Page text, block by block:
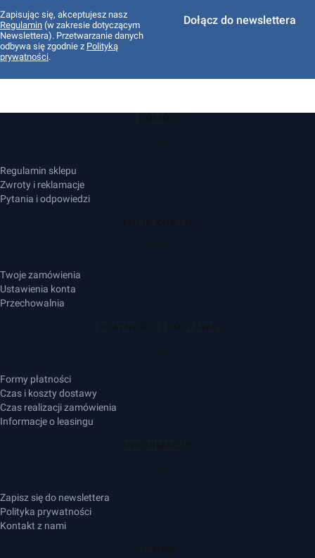
Zapisując się, akceptujesz nasz
Regulamin (w zakresie dotyczącym
Newslettera). Przetwarzanie danych
odbywa się zgodnie z Polityką
prywatności.
Dołącz do newslettera
Regulamin sklepu
Zwroty i reklamacje
Pytania i odpowiedzi
Twoje zamówienia
Ustawienia konta
Przechowalnia
Formy płatności
Czas i koszty dostawy
Czas realizacji zamówienia
Informacje o leasingu
Zapisz się do newslettera
Polityka prywatności
Kontakt z nami